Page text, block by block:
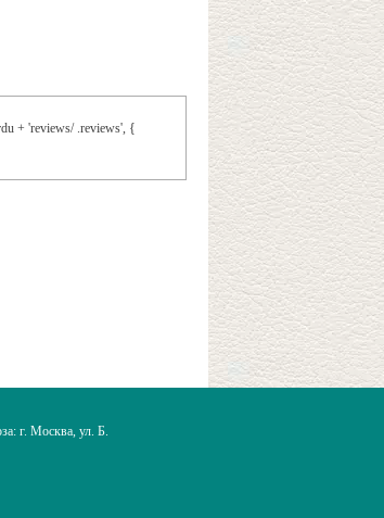
+ 'reviews/ .reviews', {
г. Москва, ул. Б.